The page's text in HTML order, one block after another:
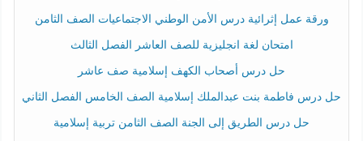
ورقة عمل إثرائية درس الأمن الوطني الاجتماعيات الصف الثامن
امتحان لغة انجليزية للصف العاشر الفصل الثالث
حل درس أصحاب الكهف إسلامية صف عاشر
حل درس فاطمة بنت عبدالملك إسلامية الصف الخامس الفصل الثاني
حل درس الطريق إلى الجنة الصف الثامن تربية إسلامية